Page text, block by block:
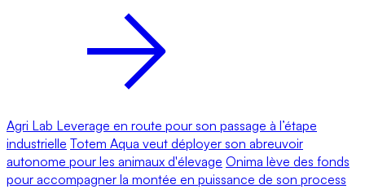
Agri Lab Leverage en route pour son passage à l’étape
industrielle Totem Aqua veut déployer son abreuvoir
autonome pour les animaux d'élevage Onima lève des fonds
pour accompagner la montée en puissance de son process